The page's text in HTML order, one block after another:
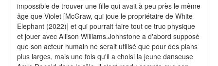
impossible de trouver une fille qui avait à peu près le même
âge que Violet [McGraw, qui joue le propriétaire de White
Elephant (2022)] et qui pourrait faire tout ce truc physique
et jouer avec Allison Williams.Johnstone a d'abord supposé
que son acteur humain ne serait utilisé que pour des plans
plus larges, mais une fois qu'il a choisi la jeune danseuse